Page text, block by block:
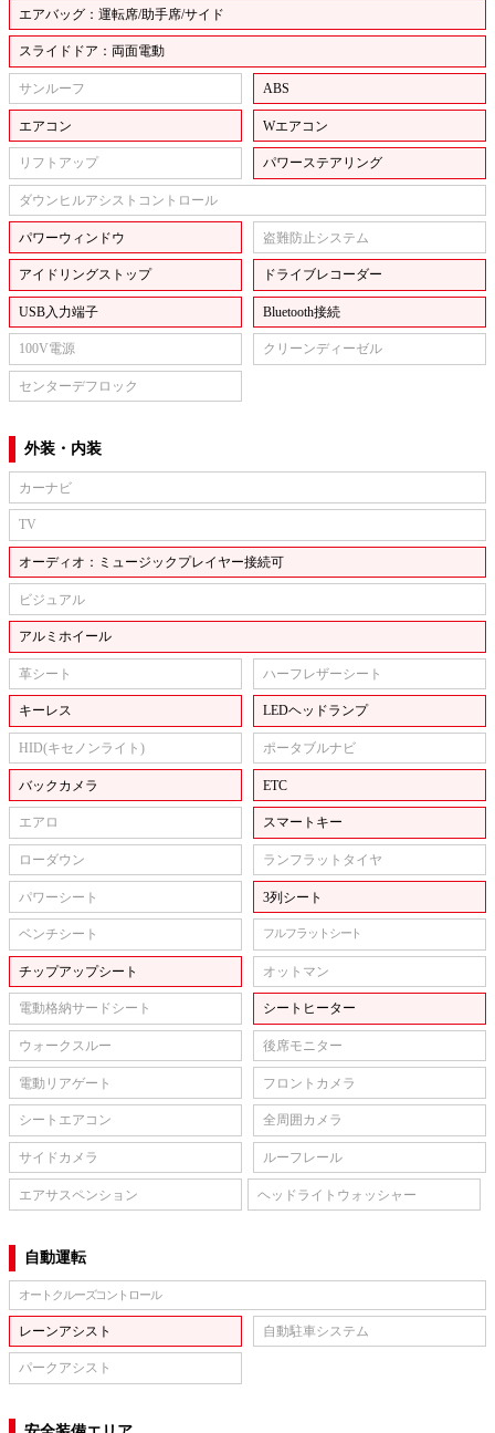
エアバッグ：運転席/助手席/サイド
スライドドア：両面電動
サンルーフ ABS
エアコン Wエアコン
リフトアップ パワーステアリング
ダウンヒルアシストコントロール
パワーウィンドウ 盗難防止システム
アイドリングストップ ドライブレコーダー
USB入力端子 Bluetooth接続
100V電源 クリーンディーゼル
センターデフロック
外装・内装
カーナビ
TV
オーディオ：ミュージックプレイヤー接続可
ビジュアル
アルミホイール
革シート ハーフレザーシート
キーレス LEDヘッドランプ
HID(キセノンライト) ポータブルナビ
バックカメラ ETC
エアロ スマートキー
ローダウン ランフラットタイヤ
パワーシート 3列シート
ベンチシート フルフラットシート
チップアップシート オットマン
電動格納サードシート シートヒーター
ウォークスルー 後席モニター
電動リアゲート フロントカメラ
シートエアコン 全周囲カメラ
サイドカメラ ルーフレール
エアサスペンション ヘッドライトウォッシャー
自動運転
オートクルーズコントロール
レーンアシスト 自動駐車システム
パークアシスト